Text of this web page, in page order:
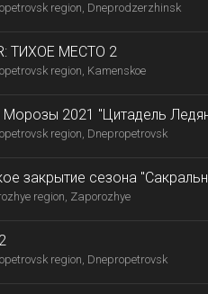
region, Dneprodzerzhinsk
ТИХОЕ МЕСТО 2
region, Kamenskoe
2021 "Цитадель
region, Dnepropetrovsk
закрытие сезона
region, Zaporozhye
region, Dnepropetrovsk